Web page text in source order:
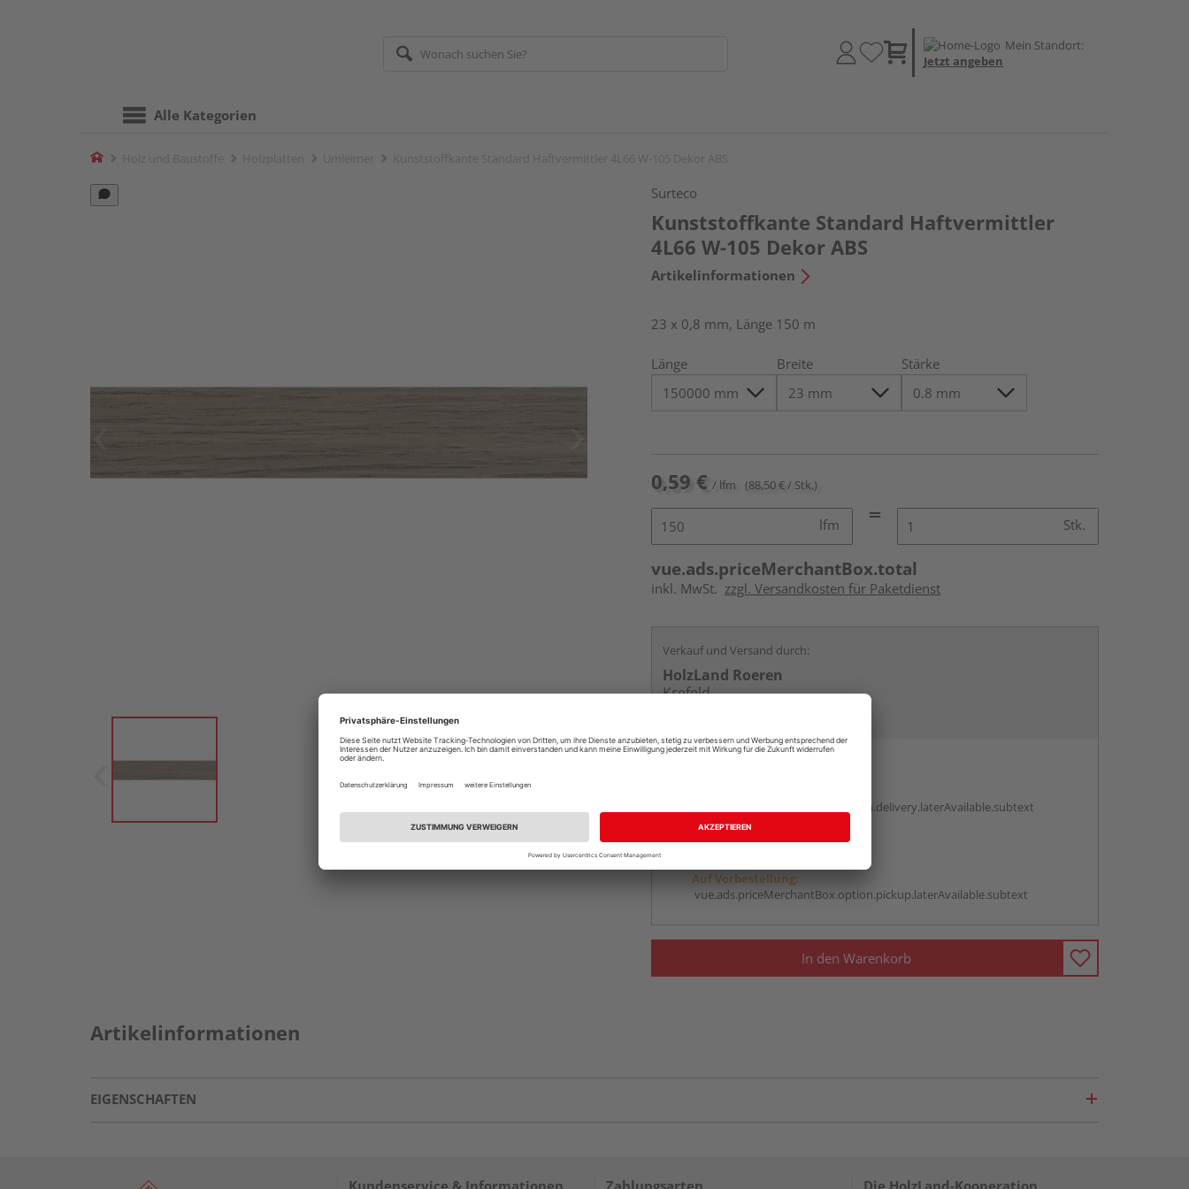
Mein Standort:
Jetzt angeben
Alle Kategorien
Home
Surteco
Kunststoffkante Standard Haftvermittler
4L66 W-105 Dekor ABS
Artikelinformationen
23 x 0,8 mm, Länge 150 m
Länge Breite Stärke
0,59 € / lfm (88,50 € / Stk.)
lfm Stk.
vue.ads.priceMerchantBox.total
inkl. MwSt. zzgl. Versandkosten für Paketdienst
Verkauf und Versand durch:
HolzLand Roeren
Krefeld
vue.ads.priceMerchantBox.option.delivery.laterAvailable.subtext
Auf Vorbestellung:
vue.ads.priceMerchantBox.option.pickup.laterAvailable.subtext
In den Warenkorb
Artikelinformationen
EIGENSCHAFTEN
Kundenservice & Informationen Zahlungsarten Die HolzLand-Kooperation